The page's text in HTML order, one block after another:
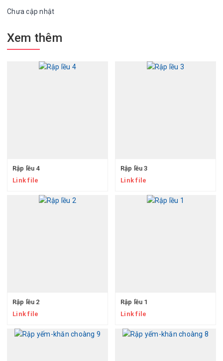
Chưa cập nhật
Xem thêm
Rập lều 4
Link file
Rập lều 3
Link file
Rập lều 2
Link file
Rập lều 1
Link file